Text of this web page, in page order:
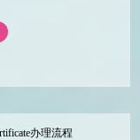
办理流程